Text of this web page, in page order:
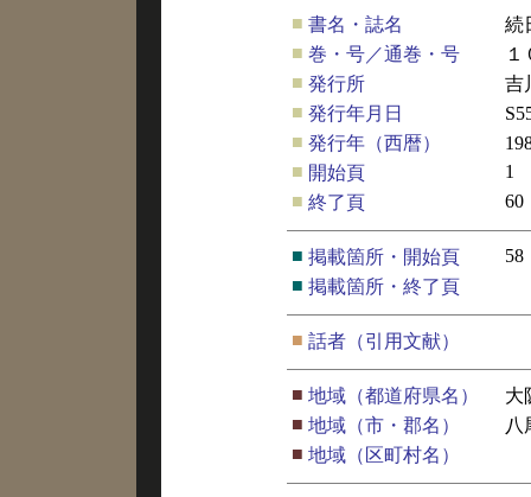
■ 書名・誌名
続
■ 巻・号／通巻・号
１
■ 発行所
吉
■ 発行年月日
■ 発行年（西暦）
■ 開始頁
1
■ 終了頁 60
■ 掲載箇所・開始頁
58
■ 掲載箇所・終了頁
■ 話者（引用文献）
■ 地域（都道府県名）
大
■ 地域（市・郡名）
八
■ 地域（区町村名）